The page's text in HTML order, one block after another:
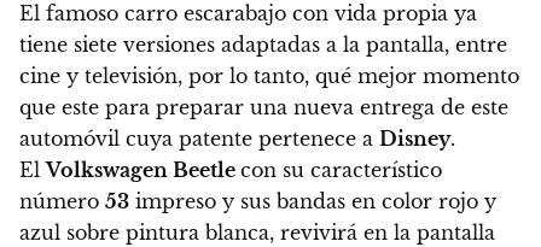
El famoso carro escarabajo con vida propia ya
tiene siete versiones adaptadas a la pantalla, entre
cine y televisión, por lo tanto, qué mejor momento
que este para preparar una nueva entrega de este
automóvil cuya patente pertenece a Disney.
ElVolkswagen Beetle con su característico
número 53 impreso y sus bandas en color rojo y
azul sobre pintura blanca, revivirá en la pantalla